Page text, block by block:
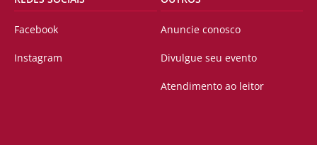
Facebook
Instagram
Anuncie conosco
Divulgue seu evento
Atendimento ao leitor